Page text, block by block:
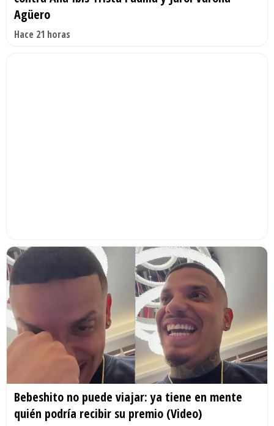
Agüero
Hace 21 horas
Bebeshito no puede viajar: ya tiene en mente
quién podría recibir su premio (Video)